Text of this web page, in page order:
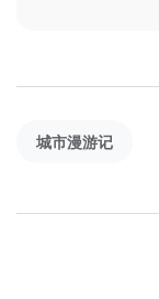
城市漫游记